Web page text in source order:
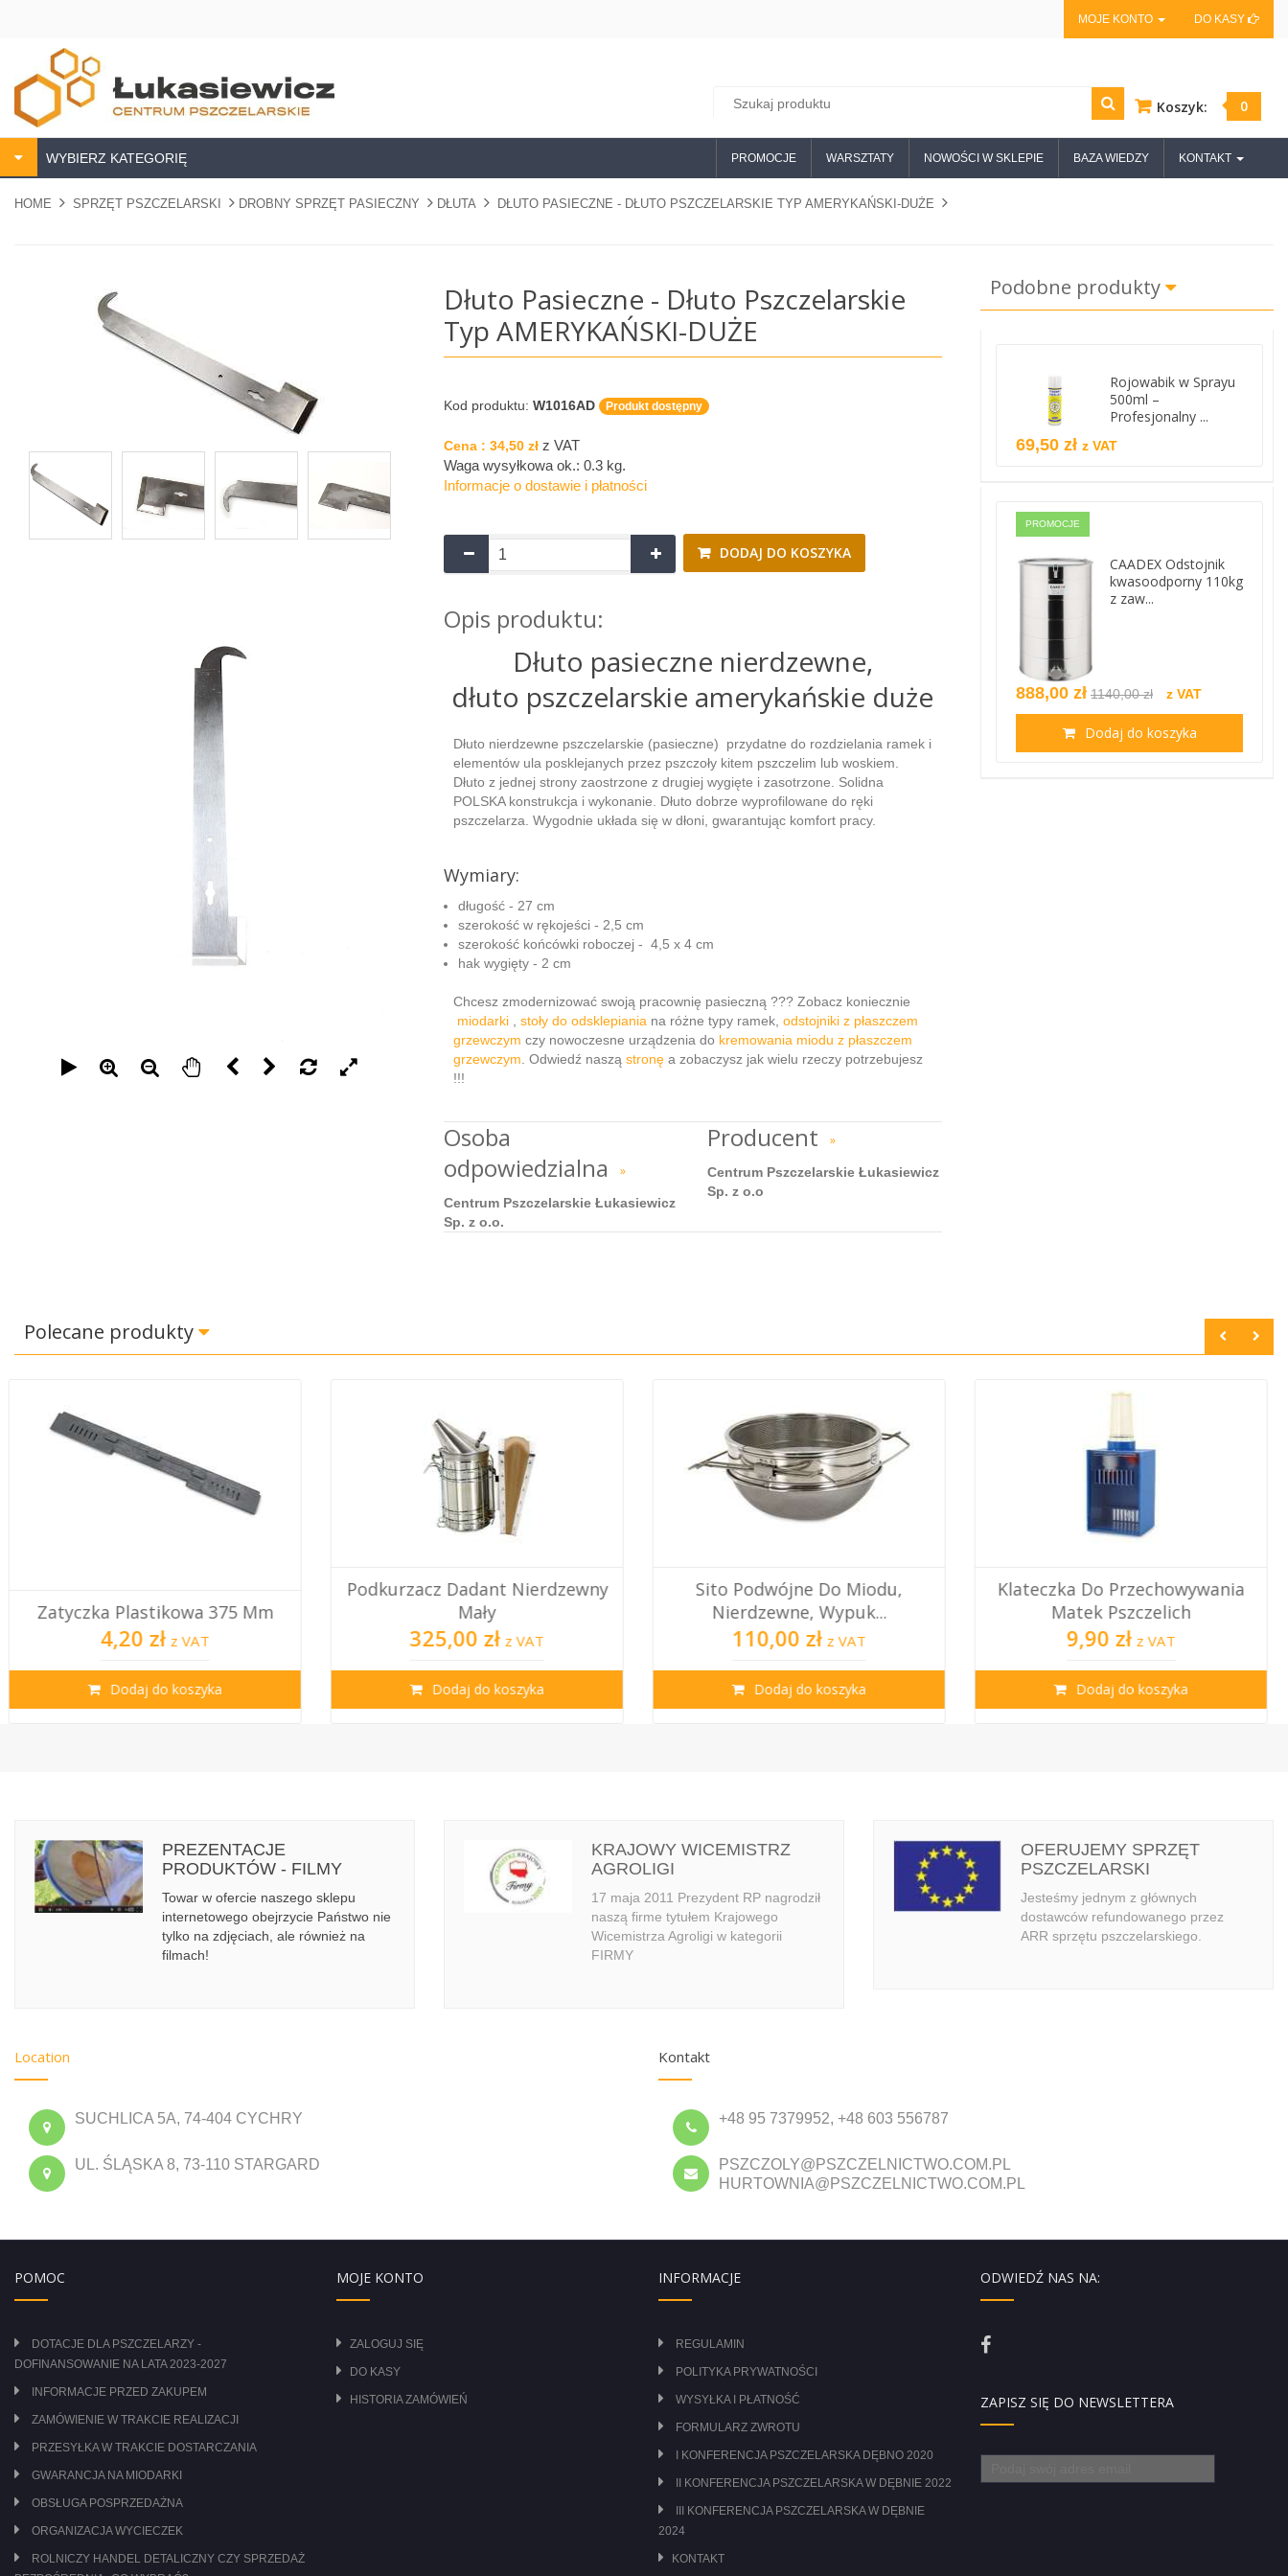
MOJE KONTO DO KASY
Koszyk: 0
PROMOCJE WARSZTATY NOWOŚCI W SKLEPIE BAZA WIEDZY KONTAKT
WYBIERZ KATEGORIĘ
HOME SPRZĘT PSZCZELARSKI DROBNY SPRZĘT PASIECZNY DŁUTA DŁUTO PASIECZNE - DŁUTO PSZCZELARSKIE TYP AMERYKAŃSKI-DUŻE
Dłuto Pasieczne - Dłuto Pszczelarskie
Typ AMERYKAŃSKI-DUŻE
Kod produktu: W1016AD Produkt dostępny
Cena : 34,50 zł z VAT
Waga wysyłkowa ok.: 0.3 kg.
Informacje o dostawie i płatności
DODAJ DO KOSZYKA
Opis produktu:
Dłuto pasieczne nierdzewne,
dłuto pszczelarskie amerykańskie duże
Dłuto nierdzewne pszczelarskie (pasieczne) przydatne do rozdzielania ramek i
elementów ula posklejanych przez pszczoły kitem pszczelim lub woskiem.
Dłuto z jednej strony zaostrzone z drugiej wygięte i zasotrzone. Solidna
POLSKA konstrukcja i wykonanie. Dłuto dobrze wyprofilowane do ręki
pszczelarza. Wygodnie układa się w dłoni, gwarantując komfort pracy.
Wymiary:
długość - 27 cm
szerokość w rękojeści - 2,5 cm
szerokość końcówki roboczej - 4,5 x 4 cm
hak wygięty - 2 cm
Chcesz zmodernizować swoją pracownię pasieczną ??? Zobacz koniecznie
miodarki, stoły do odsklepiania na różne typy ramek, odstojniki z płaszczem
grzewczym czy nowoczesne urządzenia do kremowania miodu z płaszczem
grzewczym . Odwiedź naszą stronęa zobaczysz jak wielu rzeczy potrzebujesz
!!!
Osoba
odpowiedzialna
»
Centrum Pszczelarskie Łukasiewicz
Sp. z o.o.
Producent »
Centrum Pszczelarskie Łukasiewicz
Sp. z o.o
Podobne produkty
Rojowabik w Sprayu
500ml –
Profesjonalny ...
69,50 zł z VAT
PROMOCJE
CAADEX Odstojnik
kwasoodporny 110kg
z zaw...
888,00 zł 1140,00 zł z VAT
Dodaj do koszyka
Polecane produkty
Mały
325,00 zł z VAT
Dodaj do koszyka
Sito Podwójne Do Miodu,
Nierdzewne, Wypuk...
110,00 zł z VAT
Dodaj do koszyka
Klateczka Do Przechowywania
Matek Pszczelich
9,90 zł z VAT
Dodaj do koszyka
Klateczka Wysyłkowa
0,69 zł z VAT
Dodaj do koszyka
PREZENTACJE
PRODUKTÓW - FILMY
Towar w ofercie naszego sklepu
internetowego obejrzycie Państwo nie
tylko na zdjęciach, ale również na
filmach!
KRAJOWY WICEMISTRZ
AGROLIGI
17 maja 2011 Prezydent RP nagrodził
naszą firme tytułem Krajowego
Wicemistrza Agroligi w kategorii
FIRMY
OFERUJEMY SPRZĘT
PSZCZELARSKI
Jesteśmy jednym z głównych
dostawców refundowanego przez
ARR sprzętu pszczelarskiego.
Location
SUCHLICA 5A, 74-404 CYCHRY
UL. ŚLĄSKA 8, 73-110 STARGARD
Kontakt
+48 95 7379952, +48 603 556787
PSZCZOLY@PSZCZELNICTWO.COM.PL
HURTOWNIA@PSZCZELNICTWO.COM.PL
POMOC
DOTACJE DLA PSZCZELARZY -
DOFINANSOWANIE NA LATA 2023-2027
INFORMACJE PRZED ZAKUPEM
ZAMÓWIENIE W TRAKCIE REALIZACJI
PRZESYŁKA W TRAKCIE DOSTARCZANIA
GWARANCJA NA MIODARKI
OBSŁUGA POSPRZEDAŻNA
ORGANIZACJA WYCIECZEK
ROLNICZY HANDEL DETALICZNY CZY SPRZEDAŻ
MOJE KONTO
ZALOGUJ SIĘ
DO KASY
HISTORIA ZAMÓWIEŃ
INFORMACJE
REGULAMIN
POLITYKA PRYWATNOŚCI
WYSYŁKA I PŁATNOŚĆ
FORMULARZ ZWROTU
I KONFERENCJA PSZCZELARSKA DĘBNO 2020
II KONFERENCJA PSZCZELARSKA W DĘBNIE 2022
III KONFERENCJA PSZCZELARSKA W DĘBNIE
2024
KONTAKT
ODWIEDŹ NAS NA:
ZAPISZ SIĘ DO NEWSLETTERA